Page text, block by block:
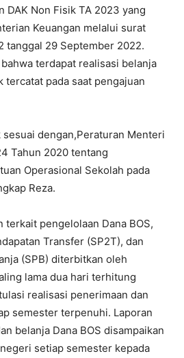
DAK Non Fisik TA 2023 yang
Keuangan melalui surat
tanggal 29 September 2022.
terdapat realisasi belanja
tercatat pada saat pengajuan
dengan,Peraturan Menteri
Tahun 2020 tentang
Operasional Sekolah pada
Reza.
terkait pengelolaan Dana BOS,
Transfer (SP2T), dan
(SPB) diterbitkan oleh
lama dua hari terhitung
realisasi penerimaan dan
semester terpenuhi. Laporan
belanja Dana BOS disampaikan
setiap semester kepada